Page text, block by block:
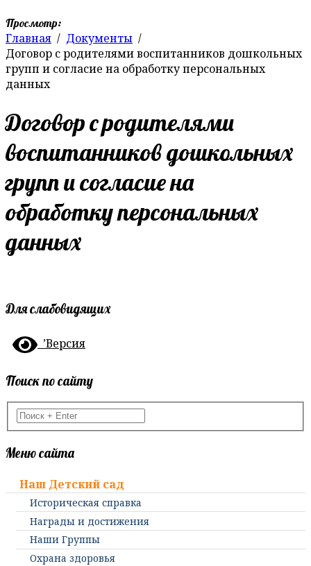
Просмотр:
Главная
Документы
Договор с родителями воспитанников дошкольных
групп и согласие на обработку персональных
данных
Договор с родителями
воспитанников дошкольных
групп и согласие на
обработку персональных
данных
Для слабовидящих
’Версия
Поиск по сайту
Меню сайта
Наш Детский сад
Историческая справка
Награды и достижения
Наши Группы
Охрана здоровья